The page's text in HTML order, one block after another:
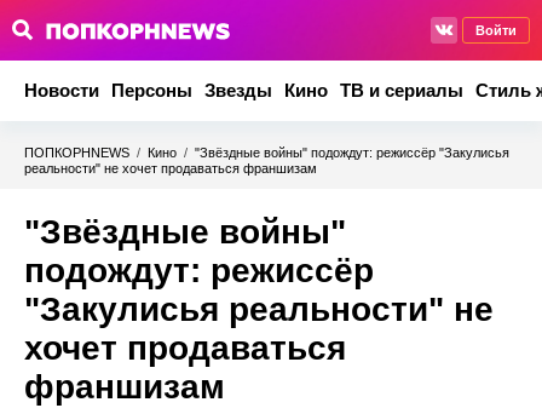
Войти
Новости Персоны Звезды Кино ТВ и сериалы Стиль
ПОПКОРНNEWS / Кино / "Звёздные войны" подождут: режиссёр "Закулисья
реальности" не хочет продаваться франшизам
"Звёздные войны"
подождут: режиссёр
"Закулисья реальности" не
хочет продаваться
франшизам